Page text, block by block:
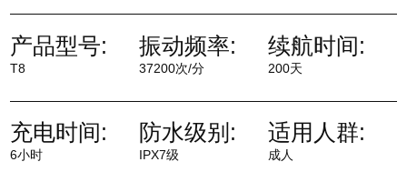
产品型号:
T8
振动频率:
37200次/分
续航时间:
200天
充电时间:
6小时
防水级别:
IPX7级
适用人群:
成人